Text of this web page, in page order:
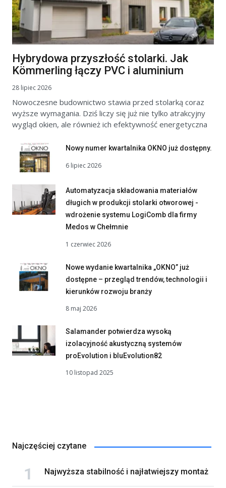
Hybrydowa przyszłość stolarki. Jak
Kömmerling łączy PVC i aluminium
28 lipiec 2026
Nowoczesne budownictwo stawia przed stolarką coraz
wyższe wymagania. Dziś liczy się już nie tylko atrakcyjny
wygląd okien, ale również ich efektywność energetyczna
Nowy numer kwartalnika OKNO już dostępny.
6 lipiec 2026
Automatyzacja składowania materiałów
długich w produkcji stolarki otworowej -
wdrożenie systemu LogiComb dla firmy
Medos w Chełmnie
1 czerwiec 2026
Nowe wydanie kwartalnika „OKNO” już
dostępne – przegląd trendów, technologii i
kierunków rozwoju branży
8 maj 2026
Salamander potwierdza wysoką
izolacyjność akustyczną systemów
proEvolution i bluEvolution82
10 listopad 2025
Najczęściej czytane
Najwyższa stabilność i najłatwiejszy montaż